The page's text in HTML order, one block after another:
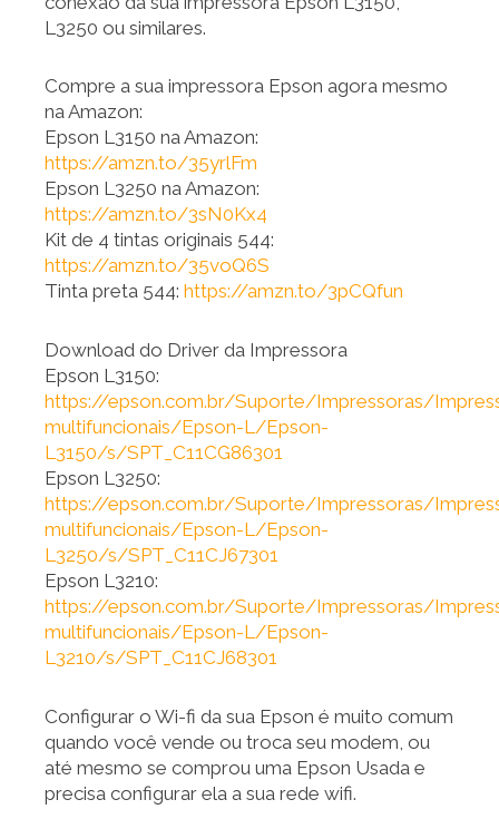
L3250 ou similares.
Compre a sua impressora Epson agora mesmo
na Amazon:
Epson L3150 na Amazon:
https://amzn.to/35yrlFm
Epson L3250 na Amazon:
https://amzn.to/3sN0Kx4
Kit de 4 tintas originais 544:
https://amzn.to/35voQ6S
Tinta preta 544: https://amzn.to/3pCQfun
Download do Driver da Impressora
Epson L3150:
https://epson.com.br/Suporte/Impressoras/
multifuncionais/Epson-L/Epson-
L3150/s/SPT_C11CG86301
Epson L3250:
https://epson.com.br/Suporte/Impressoras/
multifuncionais/Epson-L/Epson-
L3250/s/SPT_C11CJ67301
Epson L3210:
https://epson.com.br/Suporte/Impressoras/
multifuncionais/Epson-L/Epson-
L3210/s/SPT_C11CJ68301
Configurar o Wi-fi da sua Epson é muito comum
quando você vende ou troca seu modem, ou
até mesmo se comprou uma Epson Usada e
precisa configurar ela a sua rede wifi.